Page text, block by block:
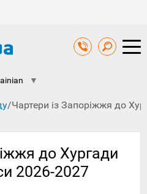
▼
/Чартери із Запоріжжя до
до Хургади
‍2026-2027